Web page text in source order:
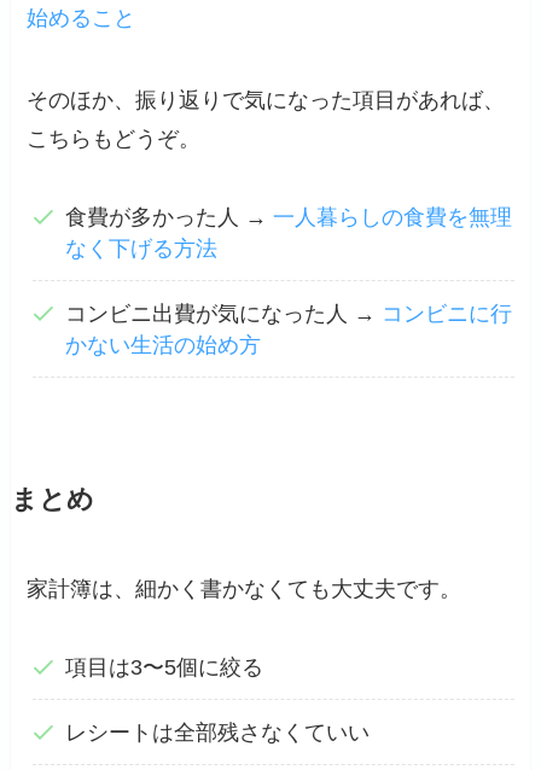
始めること
そのほか、振り返りで気になった項目があれば、
こちらもどうぞ。
食費が多かった人 → 一人暮らしの食費を無理
なく下げる方法
コンビニ出費が気になった人 → コンビニに行
かない生活の始め方
まとめ
家計簿は、細かく書かなくても大丈夫です。
項目は3〜5個に絞る
レシートは全部残さなくていい